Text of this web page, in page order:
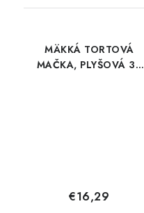
MÄKKÁ TORTOVÁ
MAČKA, PLYŠOVÁ 30
€16,29